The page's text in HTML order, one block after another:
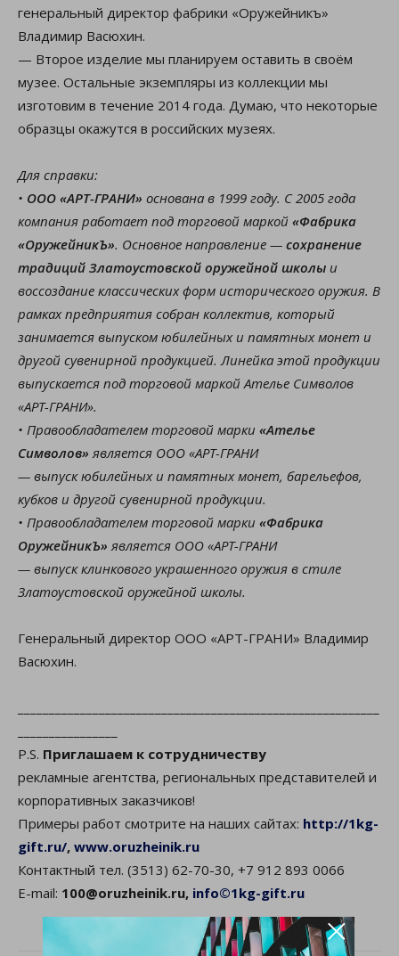
×
генеральный директор фабрики «Оружейникъ»
Владимир Васюхин.
— Второе изделие мы планируем оставить в своём
музее. Остальные экземпляры из коллекции мы
изготовим в течение 2014 года. Думаю, что некоторые
образцы окажутся в российских музеях.
Для справки:
• ООО «АРТ-ГРАНИ» основана в 1999 году. С 2005 года
компания работает под торговой маркой «Фабрика
«ОружейникЪ». Основное направление — сохранение
традиций Златоустовской оружейной школы и
воссоздание классических форм исторического оружия. В
рамках предприятия собран коллектив, который
занимается выпуском юбилейных и памятных монет и
другой сувенирной продукцией. Линейка этой продукции
выпускается под торговой маркой Ателье Символов
«АРТ-ГРАНИ».
• Правообладателем торговой марки «Ателье
Символов» является ООО «АРТ-ГРАНИ
— выпуск юбилейных и памятных монет, барельефов,
кубков и другой сувенирной продукции.
• Правообладателем торговой марки «Фабрика
ОружейникЪ» является ООО «АРТ-ГРАНИ
— выпуск клинкового украшенного оружия в стиле
Златоустовской оружейной школы.
Генеральный директор ООО «АРТ-ГРАНИ» Владимир
Васюхин.
P.S. Приглашаем к сотрудничеству
рекламные агентства, региональных представителей и
корпоративных заказчиков!
Примеры работ смотрите на наших сайтах: http://1kg-
gift.ru/, www.oruzheinik.ru
Контактный тел. (3513) 62-70-30, +7 912 893 0066
E-mail: 100@oruzheinik.ru, info©1kg-gift.ru